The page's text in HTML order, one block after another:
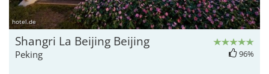
hotel.de
Shangri La Beijing Beijing
Peking 96%